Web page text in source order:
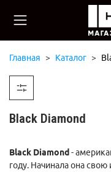
Главная Каталог
Black Diamond
Black Diamond -
году. Начинала она свою